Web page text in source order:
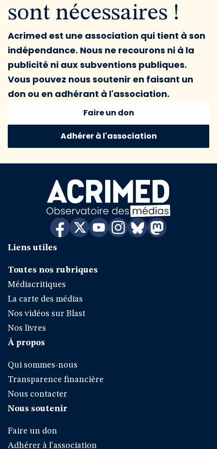
sont nécessaires !
Acrimed est une association qui tient à son
indépendance. Nous ne recourons ni à la
publicité ni aux subventions publiques.
Vous pouvez nous soutenir en faisant un
don ou en adhérant à l'association.
Faire un don
Adhérer à l'association
Liens utiles
Toutes nos rubriques
Médiacritiques
La carte des médias
Nos vidéos sur Blast
Nos livres
À propos
Qui sommes-nous
Transparence financière
Nous contacter
Nous soutenir
Faire un don
Adhérer à l'association